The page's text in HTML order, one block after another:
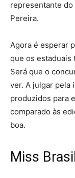
representante do
Pereira.
Agora é esperar
que os estaduais
Será que o
ver. A julgar pela
produzidos para
comparado às
boa.
Miss